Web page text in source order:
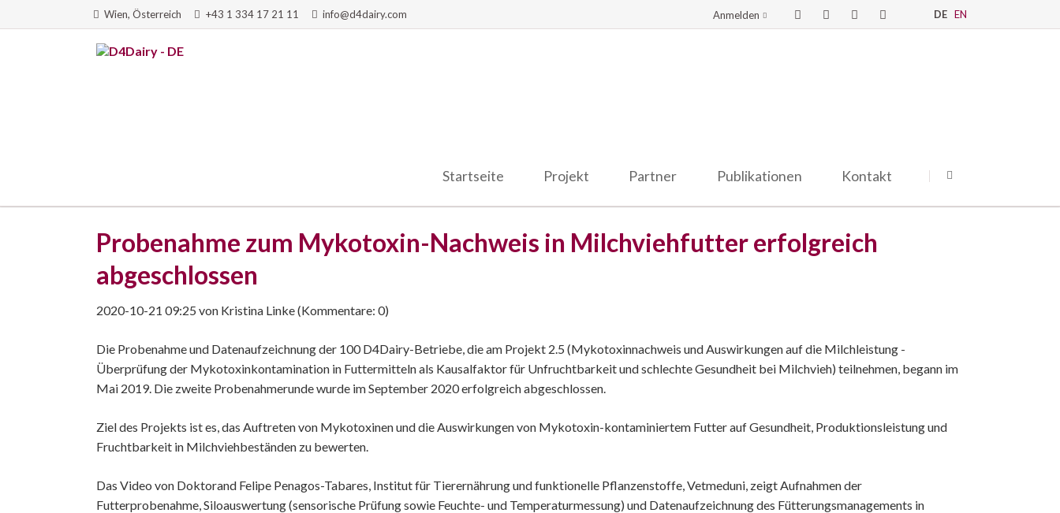
Wien, Österreich +43 1 334 17 21 11 info@d4dairy.com DE EN
Anmelden
Startseite Projekt Partner Publikationen Kontakt
Probenahme zum Mykotoxin-Nachweis in Milchviehfutter erfolgreich
abgeschlossen
2020-10-21 09:25 von Kristina Linke(Kommentare: 0)
Die Probenahme und Datenaufzeichnung der 100 D4Dairy-Betriebe, die am Projekt 2.5 (Mykotoxinnachweis und Auswirkungen auf die Milchleistung -
Überprüfung der Mykotoxinkontamination in Futtermitteln als Kausalfaktor für Unfruchtbarkeit und schlechte Gesundheit bei Milchvieh) teilnehmen, begann im
Mai 2019. Die zweite Probenahmerunde wurde im September 2020 erfolgreich abgeschlossen.
Ziel des Projekts ist es, das Auftreten von Mykotoxinen und die Auswirkungen von Mykotoxin-kontaminiertem Futter auf Gesundheit, Produktionsleistung und
Fruchtbarkeit in Milchviehbeständen zu bewerten.
Das Video von Doktorand Felipe Penagos-Tabares, Institut für Tierernährung und funktionelle Pflanzenstoffe, Vetmeduni, zeigt Aufnahmen der
Futterprobenahme, Siloauswertung (sensorische Prüfung sowie Feuchte- und Temperaturmessung) und Datenaufzeichnung des Fütterungsmanagements in